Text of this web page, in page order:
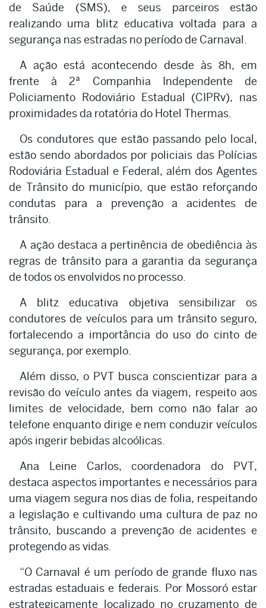
de Saúde (SMS), e seus parceiros estão
realizando uma blitz educativa voltada para a
segurança nas estradas no período de Carnaval.
A ação está acontecendo desde às 8h, em
frente à 2ª Companhia Independente de
Policiamento Rodoviário Estadual (CIPRv), nas
proximidades da rotatória do Hotel Thermas.
Os condutores que estão passando pelo local,
estão sendo abordados por policiais das Polícias
Rodoviária Estadual e Federal, além dos Agentes
de Trânsito do município, que estão reforçando
condutas para a prevenção a acidentes de
trânsito.
A ação destaca a pertinência de obediência às
regras de trânsito para a garantia da segurança
de todos os envolvidos no processo.
A blitz educativa objetiva sensibilizar os
condutores de veículos para um trânsito seguro,
fortalecendo a importância do uso do cinto de
segurança, por exemplo.
Além disso, o PVT busca conscientizar para a
revisão do veículo antes da viagem, respeito aos
limites de velocidade, bem como não falar ao
telefone enquanto dirige e nem conduzir veículos
após ingerir bebidas alcoólicas.
Ana Leine Carlos, coordenadora do PVT,
destaca aspectos importantes e necessários para
uma viagem segura nos dias de folia, respeitando
a legislação e cultivando uma cultura de paz no
trânsito, buscando a prevenção de acidentes e
protegendo as vidas.
“O Carnaval é um período de grande fluxo nas
estradas estaduais e federais. Por Mossoró estar
estrategicamente localizado no cruzamento de